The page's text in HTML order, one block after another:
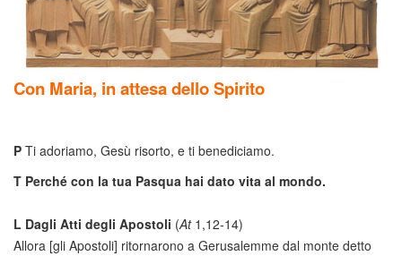
Con Maria, in attesa dello Spirito
P Ti adoriamo, Gesù risorto, e ti benediciamo.
T Perché con la tua Pasqua hai dato vita al mondo.
L Dagli Atti degli Apostoli (At1,12-14)
Allora [gli Apostoli] ritornarono a Gerusalemme dal monte detto